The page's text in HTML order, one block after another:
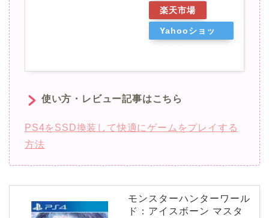
楽天市場
Yahooショッ
使い方・レビュー記事はこちら
PS4をSSD換装して快適にゲームをプレイする
方法
モンスターハンターワール
ド：アイスボーン マスタ